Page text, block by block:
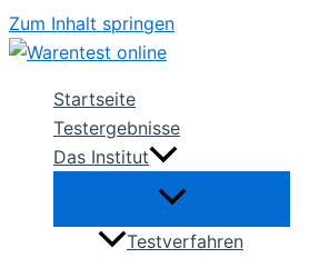
Zum Inhalt springen
Startseite
Testergebnisse
Das Institut
Testverfahren